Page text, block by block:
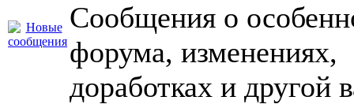
Сообщения о
форума, изменениях,
доработках и другой